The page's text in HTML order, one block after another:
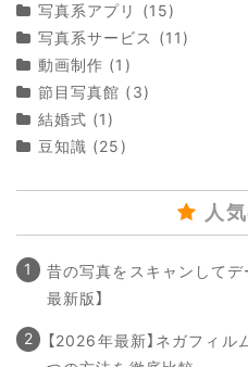
写真系アプリ
(15)
写真系サービス (11)
動画制作 (1)
節目写真館 (3)
結婚式 (1)
豆知識 (25)
人
昔の写真をスキャンして
最新版】
【2026年最新】ネガフィ